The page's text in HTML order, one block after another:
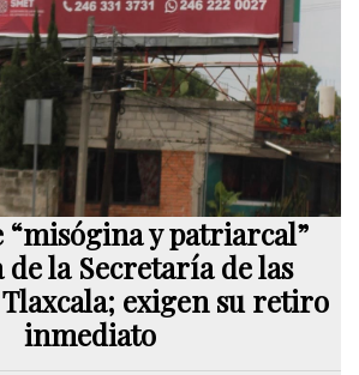
“misógina y patriarcal”
de la Secretaría de las
exigen su retiro
inmediato